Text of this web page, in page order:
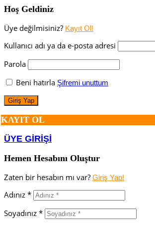
Hoş Geldiniz
Üye değilmisiniz? Kayıt Ol!
Kullanıcı adı ya da e-posta adresi
Parola
Beni hatırla Şifremi unuttum
KAYIT OL
ÜYE GİRİŞİ
Hemen Hesabını Oluştur
Zaten bir hesabın mı var? Giriş Yap!
Adınız *
Soyadınız *